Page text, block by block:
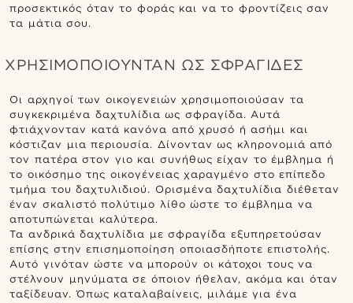
προσεκτικός όταν το φοράς και να το φροντίζεις σαν
τα μάτια σου.
ΧΡΗΣΙΜΟΠΟΙΟΥΝΤΑΝ ΩΣ ΣΦΡΑΓΙΔΕΣ
Οι αρχηγοί των οικογενειών χρησιμοποιούσαν τα
συγκεκριμένα δαχτυλίδια ως σφραγίδα. Αυτά
φτιάχνονταν κατά κανόνα από χρυσό ή ασήμι και
κόστιζαν μια περιουσία. Δίνονταν ως κληρονομιά από
τον πατέρα στον γιο και συνήθως είχαν τo έμβλημα ή
το οικόσημο της οικογένειας χαραγμένο στο επίπεδο
τμήμα του δαχτυλιδιού. Ορισμένα δαχτυλίδια διέθεταν
έναν σκαλιστό πολύτιμο λίθο ώστε το έμβλημα να
αποτυπώνεται καλύτερα.
Τα ανδρικά δαχτυλίδια με σφραγίδα εξυπηρετούσαν
επίσης στην επισημοποίηση οποιασδήποτε επιστολής.
Αυτό γινόταν ώστε να μπορούν οι κάτοχοι τους να
στέλνουν μηνύματα σε όποιον ήθελαν, ακόμα και όταν
ταξίδευαν. Όπως καταλαβαίνεις, μιλάμε για ένα